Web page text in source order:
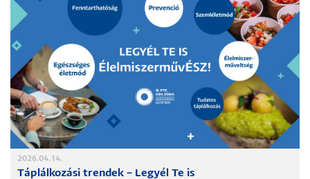
2026.04.14.
Táplálkozási trendek – Legyél Te is